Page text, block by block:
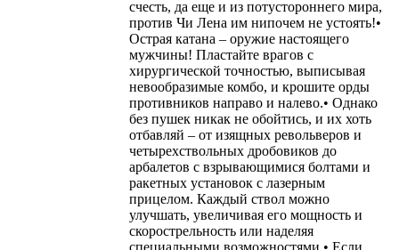
счесть, да еще и из потустороннего мира,
против Чи Лена им нипочем не устоять!•
Острая катана – оружие настоящего
мужчины! Пластайте врагов с
хирургической точностью, выписывая
невообразимые комбо, и крошите орды
противников направо и налево.• Однако
без пушек никак не обойтись, и их хоть
отбавляй – от изящных револьверов и
четырехствольных дробовиков до
арбалетов с взрывающимися болтами и
ракетных установок с лазерным
прицелом. Каждый ствол можно
улучшать, увеличивая его мощность и
скорострельность или наделяя